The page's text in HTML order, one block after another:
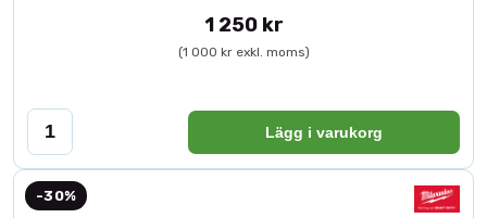
1 250 kr
(1 000 kr exkl. moms)
Lägg i varukorg
-30%